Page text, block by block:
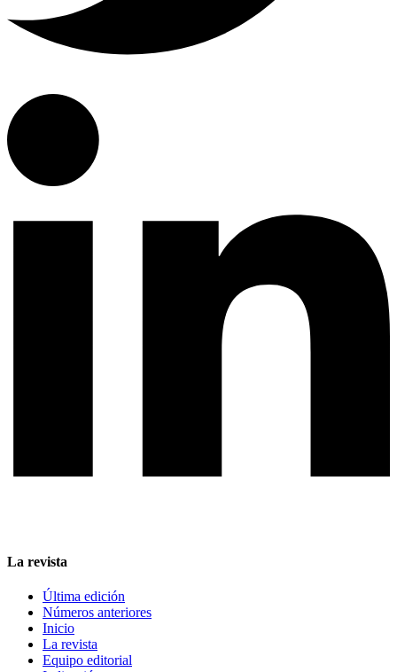
La revista
Última edición
Números anteriores
Inicio
La revista
Equipo editorial